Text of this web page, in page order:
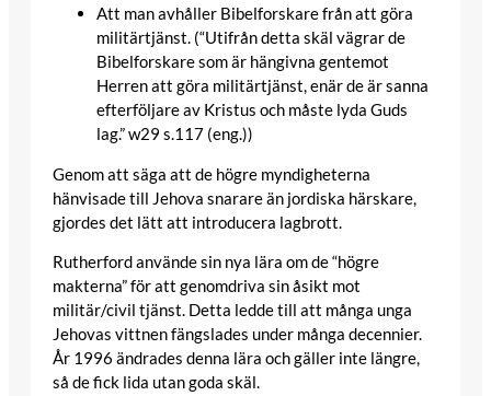
Att man avhåller Bibelforskare från att göra
militärtjänst. (“Utifrån detta skäl vägrar de
Bibelforskare som är hängivna gentemot
Herren att göra militärtjänst, enär de är sanna
efterföljare av Kristus och måste lyda Guds
lag.” w29 s.117 (eng.))
Genom att säga att de högre myndigheterna
hänvisade till Jehova snarare än jordiska härskare,
gjordes det lätt att introducera lagbrott.
Rutherford använde sin nya lära om de “högre
makterna” för att genomdriva sin åsikt mot
militär/civil tjänst. Detta ledde till att många unga
Jehovas vittnen fängslades under många decennier.
År 1996 ändrades denna lära och gäller inte längre,
så de fick lida utan goda skäl.